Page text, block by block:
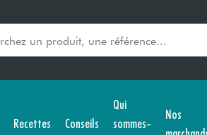
Recettes Conseils
Qui
sommes-
Nos